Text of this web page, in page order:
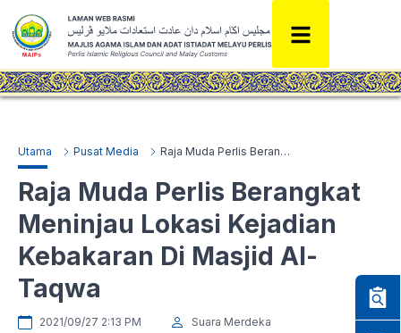
Utama Pusat Media Raja Muda Perlis Berangkat Meninjau Lokasi Kejadian Kebakaran Di Masjid Al-Taqwa
Raja Muda Perlis Berangkat
Meninjau Lokasi Kejadian
Kebakaran Di Masjid Al-
Taqwa
2021/09/27 2:13 PM Suara Merdeka